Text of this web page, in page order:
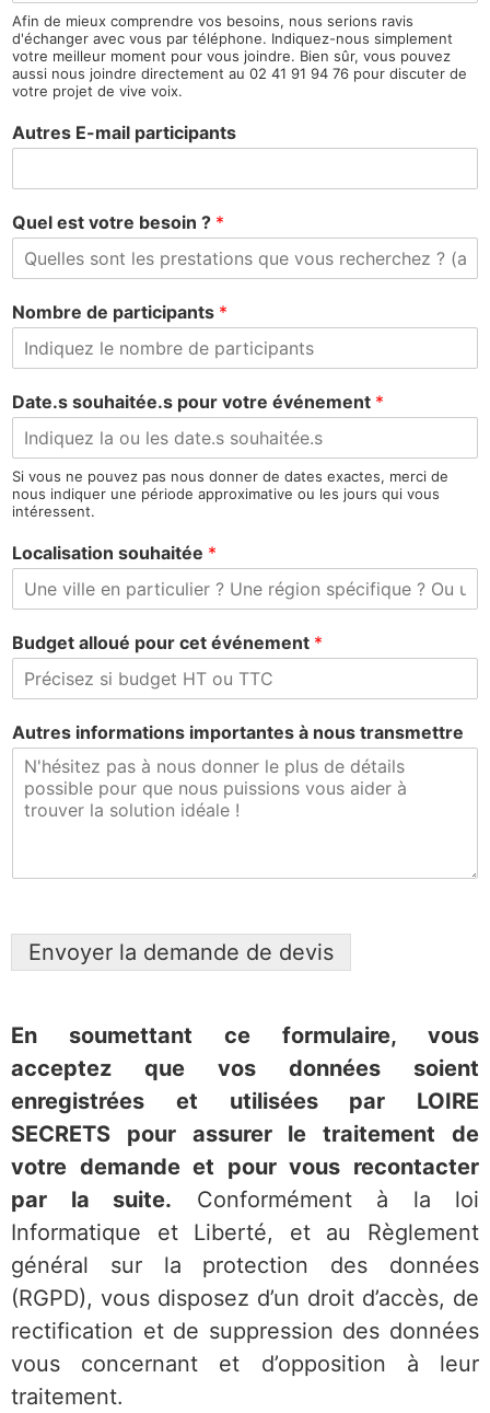
Afin de mieux comprendre vos besoins, nous serions ravis
d'échanger avec vous par téléphone. Indiquez-nous simplement
votre meilleur moment pour vous joindre. Bien sûr, vous pouvez
aussi nous joindre directement au 02 41 91 94 76 pour discuter de
votre projet de vive voix.
Autres E-mail participants
Quel est votre besoin ? *
Nombre de participants *
Date.s souhaitée.s pour votre événement *
Si vous ne pouvez pas nous donner de dates exactes, merci de
nous indiquer une période approximative ou les jours qui vous
intéressent.
Localisation souhaitée *
Budget alloué pour cet événement *
Autres informations importantes à nous transmettre
Envoyer la demande de devis
En soumettant ce formulaire, vous
acceptez que vos données soient
enregistrées et utilisées par LOIRE
SECRETS pour assurer le traitement de
votre demande et pour vous recontacter
par la suite.
Conformément à la loi
Informatique et Liberté, et au Règlement
général sur la protection des données
(RGPD), vous disposez d’un droit d’accès, de
rectification et de suppression des données
vous concernant et d’opposition à leur
traitement.